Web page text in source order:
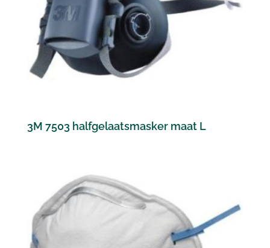
3M 7503 halfgelaatsmasker maat L